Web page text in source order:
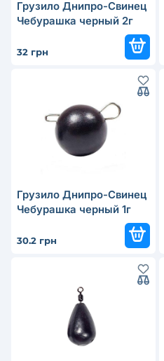
Грузило Днипро-Свинец
Чебурашка черный 2г
32 грн
Грузило Днипро-Свинец
Чебурашка черный 1г
30.2 грн